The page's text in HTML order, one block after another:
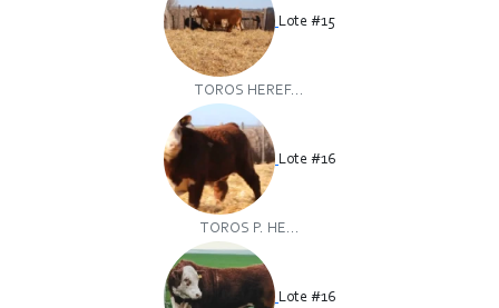
Lote #15
TOROS HEREF...
Lote #16
TOROS P. HE...
Lote #16